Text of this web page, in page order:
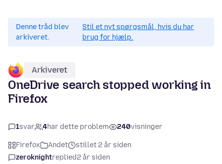
Denne tråd blev
arkiveret.
Stil et nyt spørgsmål, hvis du har
brug for hjælp.
Arkiveret
OneDrive search stopped working in
Firefox
1svar 4har dette problem 240visninger
Firefox Andet
stillet 2 år siden
zeroknightreplied2 år siden